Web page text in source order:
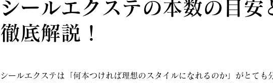
シールエクステの本数の目安
徹底解説！
シールエクステは「何本つければ理想のスタイルになれるのか」がとても